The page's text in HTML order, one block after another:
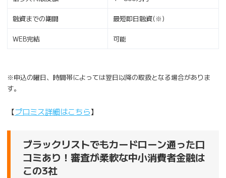
融資までの期間 最短即日融資(※)
WEB完結 可能
※申込の曜日、時間帯によっては翌日以降の取扱となる場合がありま
す。
【プロミス詳細はこちら】
ブラックリストでもカードローン通った口
コミあり！審査が柔軟な中小消費者金融は
この3社